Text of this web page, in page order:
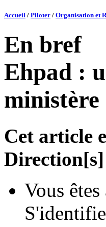
Accueil / Piloter / Organisation et
En bref
Ehpad :
Cet article
Direction[s]
Vous